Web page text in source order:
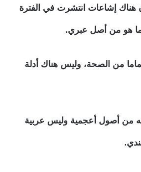
هناك إشاعات انتشرت في الفترة
هو من أصل عبري.
من الصحة، وليس هناك أدلة
من أصول أعجمية وليس عربية